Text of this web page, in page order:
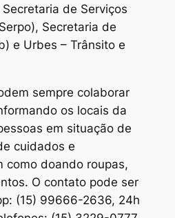
de Serviços
Secretaria de
e Urbes – Trânsito e
sempre colaborar
os locais da
em situação de
cuidados e
como doando roupas,
O contato pode ser
(15) 99666-2636, 24h